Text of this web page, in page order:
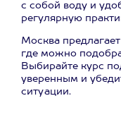
с собой воду и
регулярную
Москва
где можно
Выбирайте курс
уверенным и
ситуации.